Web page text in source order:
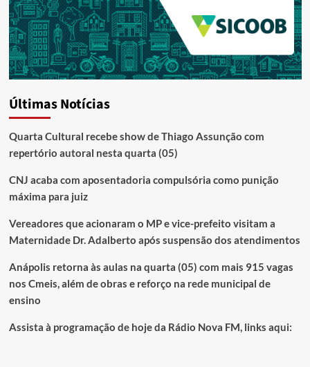
Últimas Notícias
Quarta Cultural recebe show de Thiago Assunção com
repertório autoral nesta quarta (05)
CNJ acaba com aposentadoria compulsória como punição
máxima para juiz
Vereadores que acionaram o MP e vice-prefeito visitam a
Maternidade Dr. Adalberto após suspensão dos atendimentos
Anápolis retorna às aulas na quarta (05) com mais 915 vagas
nos Cmeis, além de obras e reforço na rede municipal de
ensino
Assista à programação de hoje da Rádio Nova FM, links aqui: